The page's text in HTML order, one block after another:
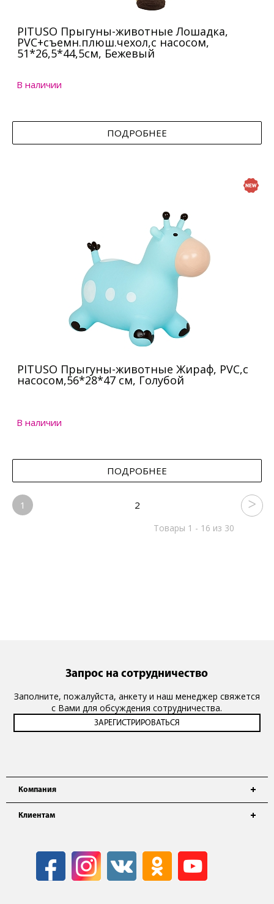
PITUSO Прыгуны-животные Лошадка,
PVC+съемн.плюш.чехол,с насосом,
51*26,5*44,5см, Бежевый
В наличии
ПОДРОБНЕЕ
PITUSO Прыгуны-животные Жираф, PVC,с
насосом,56*28*47 см, Голубой
В наличии
ПОДРОБНЕЕ
1 2
Товары 1 - 16 из 30
Компания
Клиентам
Запрос на сотрудничество
Заполните, пожалуйста, анкету и наш менеджер свяжется
с Вами для обсуждения сотрудничества.